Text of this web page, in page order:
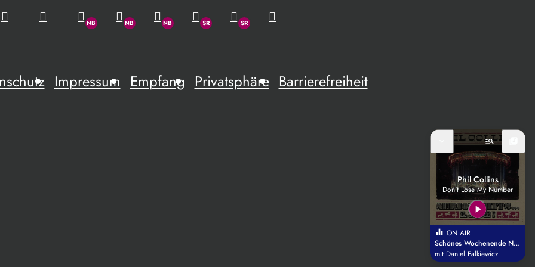
Impressum Empfang Privatsphäre Barrierefreiheit
manage_search
Phil Collins
Don't Lose My Number
play_arrow
equalizer ON AIR
Schönes Wochenende Niederbayern
mit Daniel Falkiewicz